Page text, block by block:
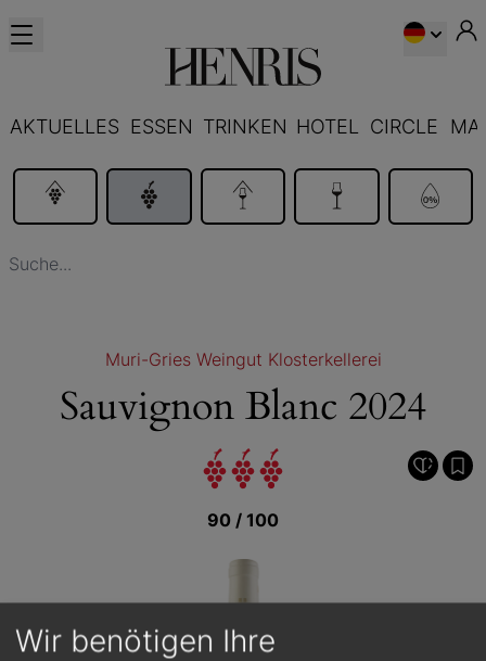
AKTUELLES ESSEN TRINKEN HOTEL CIRCLE
Muri-Gries Weingut Klosterkellerei
Sauvignon Blanc 2024
90 / 100
Wir benötigen Ihre